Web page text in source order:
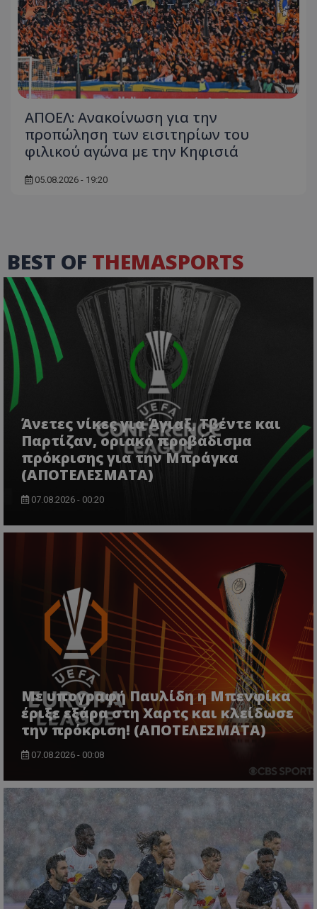
ΑΠΟΕΛ: Ανακοίνωση για την
προπώληση των εισιτηρίων του
φιλικού αγώνα με την Κηφισιά
05.08.2026 - 19:20
BEST OF THEMASPORTS
Άνετες νίκες για Άγιαξ, Τβέντε και
Παρτίζαν, οριακό προβάδισμα
πρόκρισης για την Μπράγκα
(ΑΠΟΤΕΛΕΣΜΑΤΑ)
07.08.2026 - 00:20
Με υπογραφή Παυλίδη η Μπενφίκα
έριξε εξάρα στη Χαρτς και κλείδωσε
την πρόκριση! (ΑΠΟΤΕΛΕΣΜΑΤΑ)
07.08.2026 - 00:08